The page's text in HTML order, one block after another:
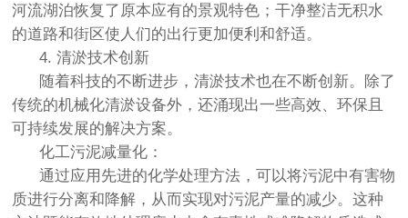
河流湖泊恢复了原本应有的景观特色；干净整洁无积水
的道路和街区使人们的出行更加便利和舒适。
4. 清淤技术创新
随着科技的不断进步，清淤技术也在不断创新。除了
传统的机械化清淤设备外，还涌现出一些高效、环保且
可持续发展的解决方案。
化工污泥减量化：
通过应用先进的化学处理方法，可以将污泥中有害物
质进行分离和降解，从而实现对污泥产量的减少。这种